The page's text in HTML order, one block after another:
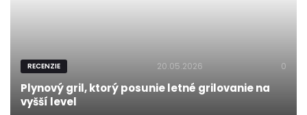
RECENZIE 20.05.2026 0
Plynový gril, ktorý posunie letné grilovanie na
vyšší level